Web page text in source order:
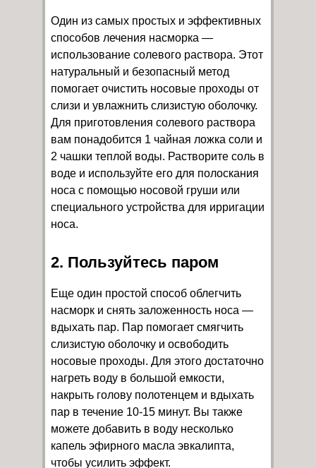
Один из самых простых и эффективных
способов лечения насморка —
использование солевого раствора. Этот
натуральный и безопасный метод
помогает очистить носовые проходы от
слизи и увлажнить слизистую оболочку.
Для приготовления солевого раствора
вам понадобится 1 чайная ложка соли и
2 чашки теплой воды. Растворите соль в
воде и используйте его для полоскания
носа с помощью носовой груши или
специального устройства для ирригации
носа.
2. Пользуйтесь паром
Еще один простой способ облегчить
насморк и снять заложенность носа —
вдыхать пар. Пар помогает смягчить
слизистую оболочку и освободить
носовые проходы. Для этого достаточно
нагреть воду в большой емкости,
накрыть голову полотенцем и вдыхать
пар в течение 10-15 минут. Вы также
можете добавить в воду несколько
капель эфирного масла эвкалипта,
чтобы усилить эффект.